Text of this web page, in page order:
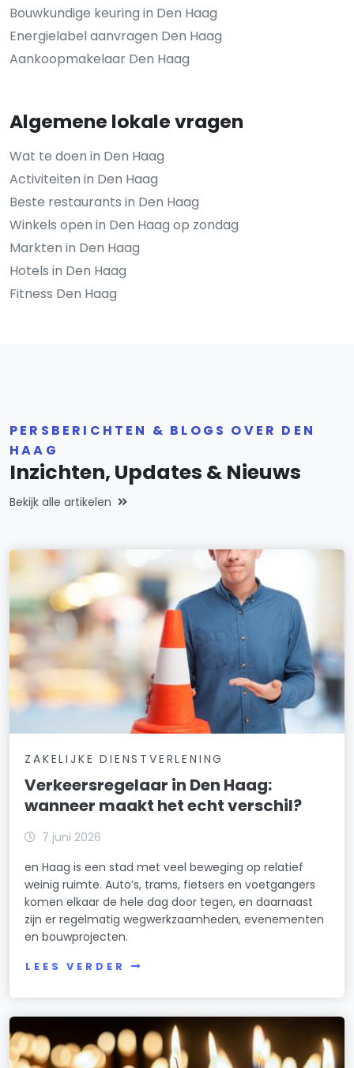
Bouwkundige keuring in Den Haag
Energielabel aanvragen Den Haag
Aankoopmakelaar Den Haag
Algemene lokale vragen
Wat te doen in Den Haag
Activiteiten in Den Haag
Beste restaurants in Den Haag
Winkels open in Den Haag op zondag
Markten in Den Haag
Hotels in Den Haag
Fitness Den Haag
PERSBERICHTEN & BLOGS OVER DEN
HAAG
Inzichten, Updates & Nieuws
Bekijk alle artikelen
ZAKELIJKE DIENSTVERLENING
Verkeersregelaar in Den Haag:
wanneer maakt het echt verschil?
7 juni 2026
en Haag is een stad met veel beweging op relatief
weinig ruimte. Auto’s, trams, fietsers en voetgangers
komen elkaar de hele dag door tegen, en daarnaast
zijn er regelmatig wegwerkzaamheden, evenementen
en bouwprojecten.
LEES VERDER